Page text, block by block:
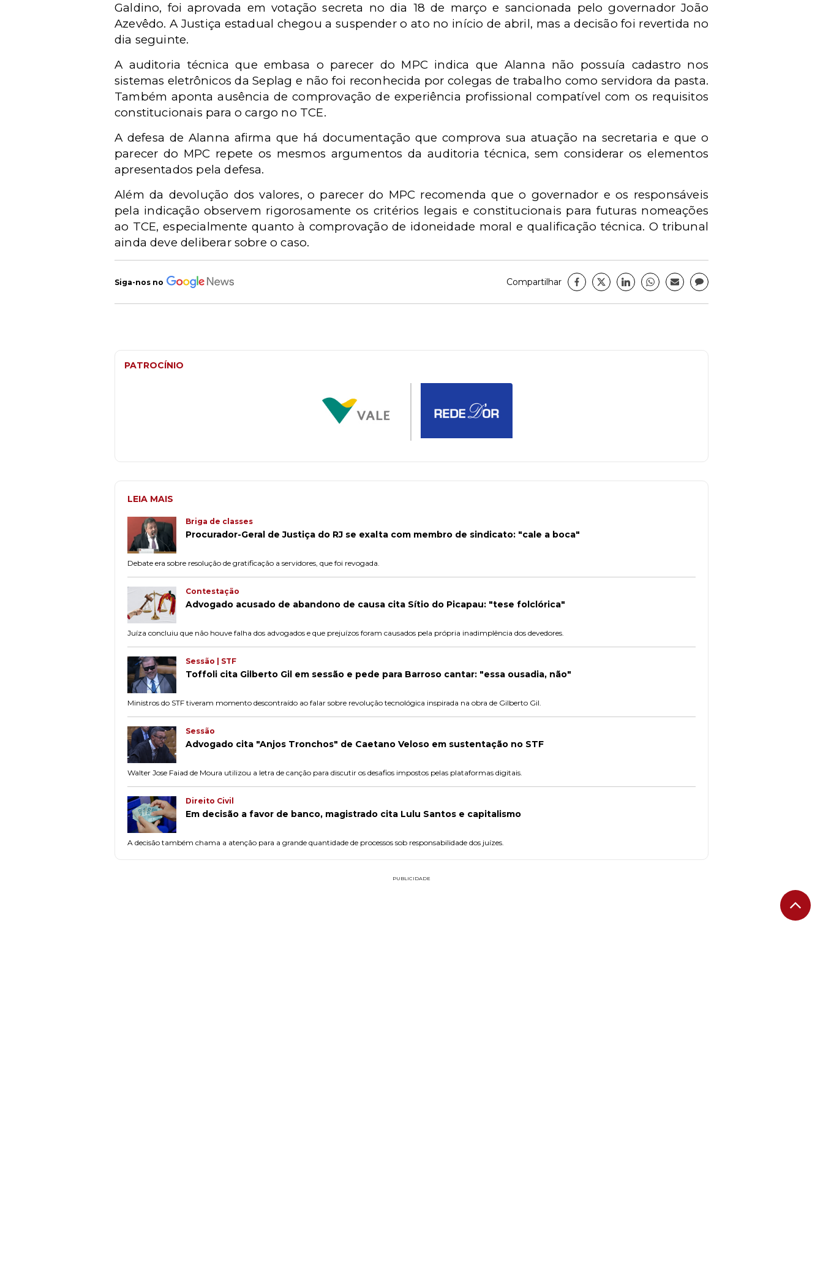
Galdino, foi aprovada em votação secreta no dia 18 de março e sancionada pelo governador João
Azevêdo. A Justiça estadual chegou a suspender o ato no início de abril, mas a decisão foi revertida no
dia seguinte.
A auditoria técnica que embasa o parecer do MPC indica que Alanna não possuía cadastro nos
sistemas eletrônicos da Seplag e não foi reconhecida por colegas de trabalho como servidora da pasta.
Também aponta ausência de comprovação de experiência profissional compatível com os requisitos
constitucionais para o cargo no TCE.
A defesa de Alanna afirma que há documentação que comprova sua atuação na secretaria e que o
parecer do MPC repete os mesmos argumentos da auditoria técnica, sem considerar os elementos
apresentados pela defesa.
Além da devolução dos valores, o parecer do MPC recomenda que o governador e os responsáveis
pela indicação observem rigorosamente os critérios legais e constitucionais para futuras nomeações
ao TCE, especialmente quanto à comprovação de idoneidade moral e qualificação técnica. O tribunal
ainda deve deliberar sobre o caso.
Siga-nos no Compartilhar
PATROCÍNIO
LEIA MAIS
Briga de classes
Procurador-Geral de Justiça do RJ se exalta com membro de sindicato: "cale a boca"
Debate era sobre resolução de gratificação a servidores, que foi revogada.
Contestação
Advogado acusado de abandono de causa cita Sítio do Picapau: "tese folclórica"
Juíza concluiu que não houve falha dos advogados e que prejuízos foram causados pela própria inadimplência dos devedores.
Sessão | STF
Toffoli cita Gilberto Gil em sessão e pede para Barroso cantar: "essa ousadia, não"
Ministros do STF tiveram momento descontraído ao falar sobre revolução tecnológica inspirada na obra de Gilberto Gil.
Sessão
Advogado cita "Anjos Tronchos" de Caetano Veloso em sustentação no STF
Walter Jose Faiad de Moura utilizou a letra de canção para discutir os desafios impostos pelas plataformas digitais.
Direito Civil
Em decisão a favor de banco, magistrado cita Lulu Santos e capitalismo
A decisão também chama a atenção para a grande quantidade de processos sob responsabilidade dos juízes.
PUBLICIDADE